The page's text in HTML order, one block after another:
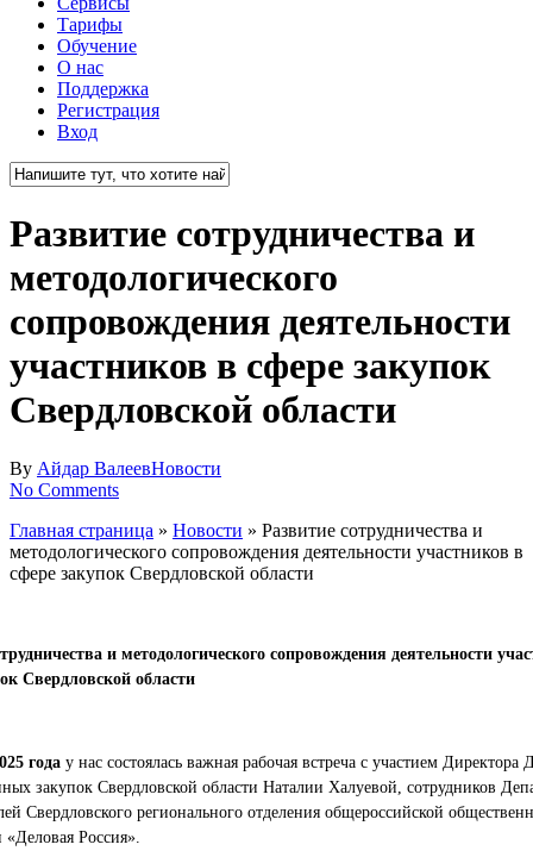
Тарифы
Обучение
О нас
Поддержка
Регистрация
Вход
Search
Развитие сотрудничества и
методологического
сопровождения деятельности
участников в сфере закупок
Свердловской области
By Айдар ВалеевНовости
No Comments
Главная страница » Новости » Развитие сотрудничества и
методологического сопровождения деятельности участников в
сфере закупок Свердловской области
и методологического сопровождения деятельности
Свердловской области
года у нас состоялась важная рабочая встреча с участием Директора
закупок Свердловской области Наталии Халуевой, сотрудников
Свердловского регионального отделения общероссийской
Россия».